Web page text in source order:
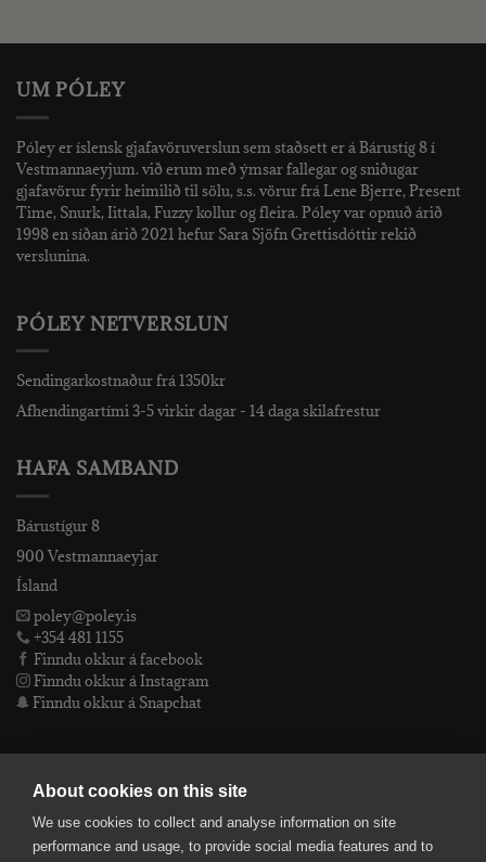
UM PÓLEY
Póley er íslensk gjafavöruverslun sem staðsett er á Bárustíg 8 í
Vestmannaeyjum. við erum með ýmsar fallegar og sniðugar
gjafavörur fyrir heimilið til sölu, s.s. vörur frá Lene Bjerre, Present
Time, Snurk, Iittala, Fuzzy kollur og fleira. Póley var opnuð árið
1998 en síðan árið 2021 hefur Sara Sjöfn Grettisdóttir rekið
verslunina.
PÓLEY NETVERSLUN
Sendingarkostnaður frá 1350kr
Afhendingartími 3-5 virkir dagar - 14 daga skilafrestur
HAFA SAMBAND
Bárustígur 8
900 Vestmannaeyjar
Ísland
poley@poley.is
+354 481 1155
Finndu okkur á facebook
Finndu okkur á Instagram
Finndu okkur á Snapchat
Póley ehf
kt: 4905072480
About cookies on this site
We use cookies to collect and analyse information on site
performance and usage, to provide social media features and to